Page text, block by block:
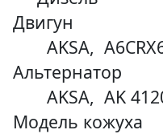
AKSA,
AKSA, AK